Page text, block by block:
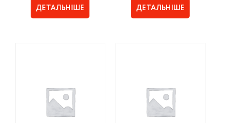
ДЕТАЛЬНІШЕ ДЕТАЛЬНІШЕ